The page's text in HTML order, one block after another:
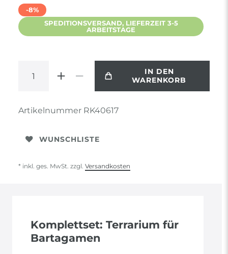
-8%
SPEDITIONSVERSAND, LIEFERZEIT 3-5
ARBEITSTAGE
IN DEN
WARENKORB
Artikelnummer RK40617
WUNSCHLISTE
* inkl. ges. MwSt. zzgl. Versandkosten
Komplettset: Terrarium für
Bartagamen